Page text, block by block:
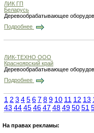
ЛИК ГП
Беларусь
Деревообрабатывающее
Подробнее
ЛИК-ТЕХНО ООО
Красноярский край
Деревообрабатывающее
Подробнее
1 2 3 4567 89 10 11 12 13
43 44454647 48495051
На правах рекламы: